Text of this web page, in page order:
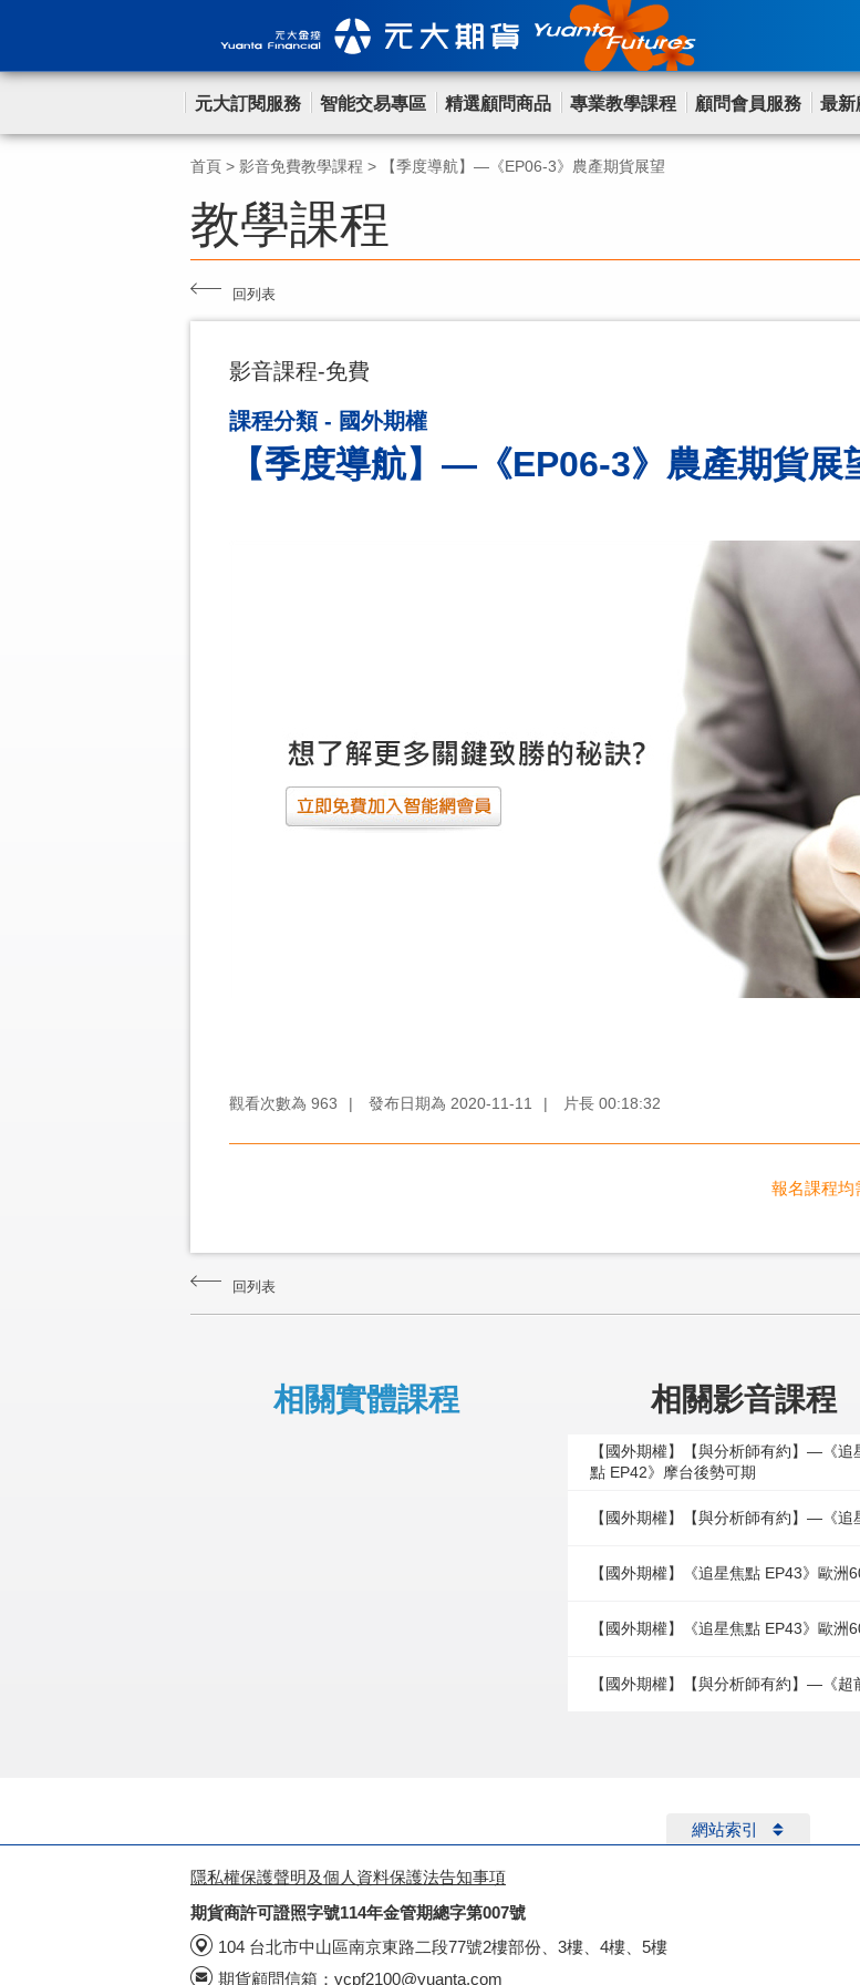
元大訂閱服務 智能交易專區 精選顧問商品 專業教學課程 顧問會員服務 最新
首頁 > 影音免費教學課程 > 【季度導航】—《EP06-3》農產期貨展望
教學課程
回列表
影音課程-免費
課程分類 - 國外期權
【季度導航】—《EP06-3》農產期貨展
觀看次數為 963 | 發布日期為 2020-11-11 | 片長 00:18:32
報名課程均
回列表
相關實體課程 相關影音課程
【國外期權】【與分析師有約】—《追
點 EP42》摩台後勢可期
【國外期權】【與分析師有約】—《追
【國外期權】《追星焦點 EP43》歐洲
【國外期權】《追星焦點 EP43》歐洲
【國外期權】【與分析師有約】—《超
網站索引
隱私權保護聲明及個人資料保護法告知事項
期貨商許可證照字號114年金管期總字第007號
104 台北市中山區南京東路二段77號2樓部份、3樓、4樓、5樓
期貨顧問信箱： ycpf2100@yuanta.com